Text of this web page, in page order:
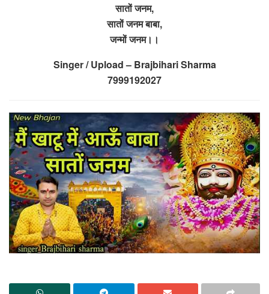
सातों जनम,
सातों जनम बाबा,
जन्मों जनम।।
Singer / Upload – Brajbihari Sharma
7999192027